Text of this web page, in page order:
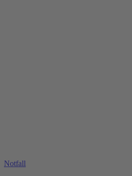
Notfall